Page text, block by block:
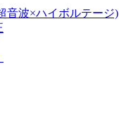
音波×ハイボルテージ)